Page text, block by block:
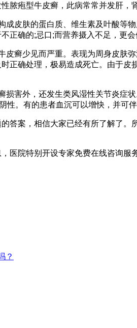
脓疱型牛皮癣，此病常常并发肝，
皮肤的蛋白质、维生素及叶酸
正确的;忌口;而营养摄入不足，更会
癣少见而严重。表现为周身皮
正确处理，极易造成死亡。由于
害外，还发生类风湿性关节炎
。有的患者血沉可以增快，并可
答案，相信大家已经有所了解了
医院特别开设专家免费在线咨询
？